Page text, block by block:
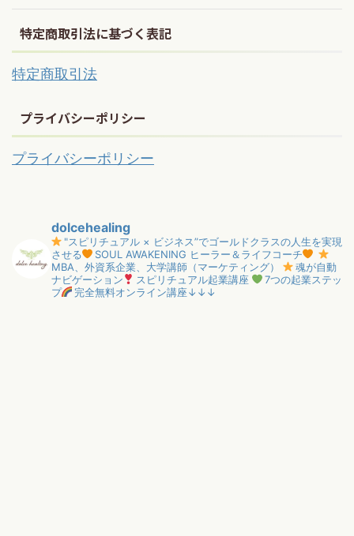
特定商取引法に基づく表記
特定商取引法
プライバシーポリシー
プライバシーポリシー
dolcehealing
"スピリチュアル × ビジネス”でゴールドクラスの人生を実現
させる
SOUL AWAKENING ヒーラー＆ライフコーチ
MBA、外資系企業、大学講師（マーケティング）
魂が自動
ナビゲーション
スピリチュアル起業講座
7つの起業ステッ
プ
完全無料オンライン講座↓↓↓